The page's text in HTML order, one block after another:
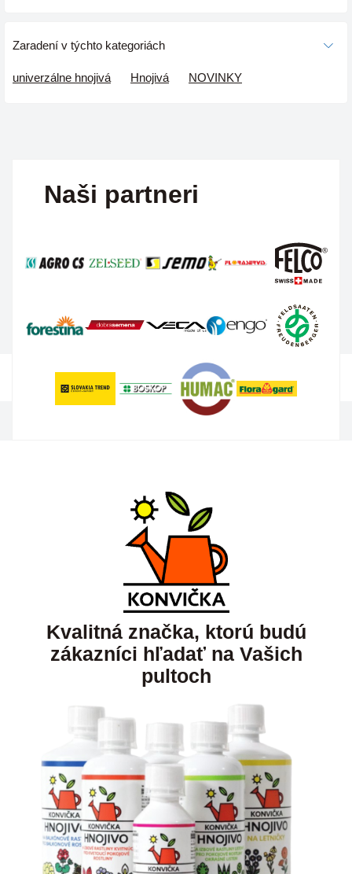
Zaradení v týchto kategoriách
univerzálne hnojivá Hnojivá NOVINKY
Naši partneri
Kvalitná značka, ktorú budú
zákazníci hľadať na Vašich
pultoch